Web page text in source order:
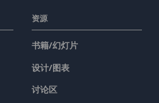
资源
书籍/幻灯片
设计/图表
讨论区